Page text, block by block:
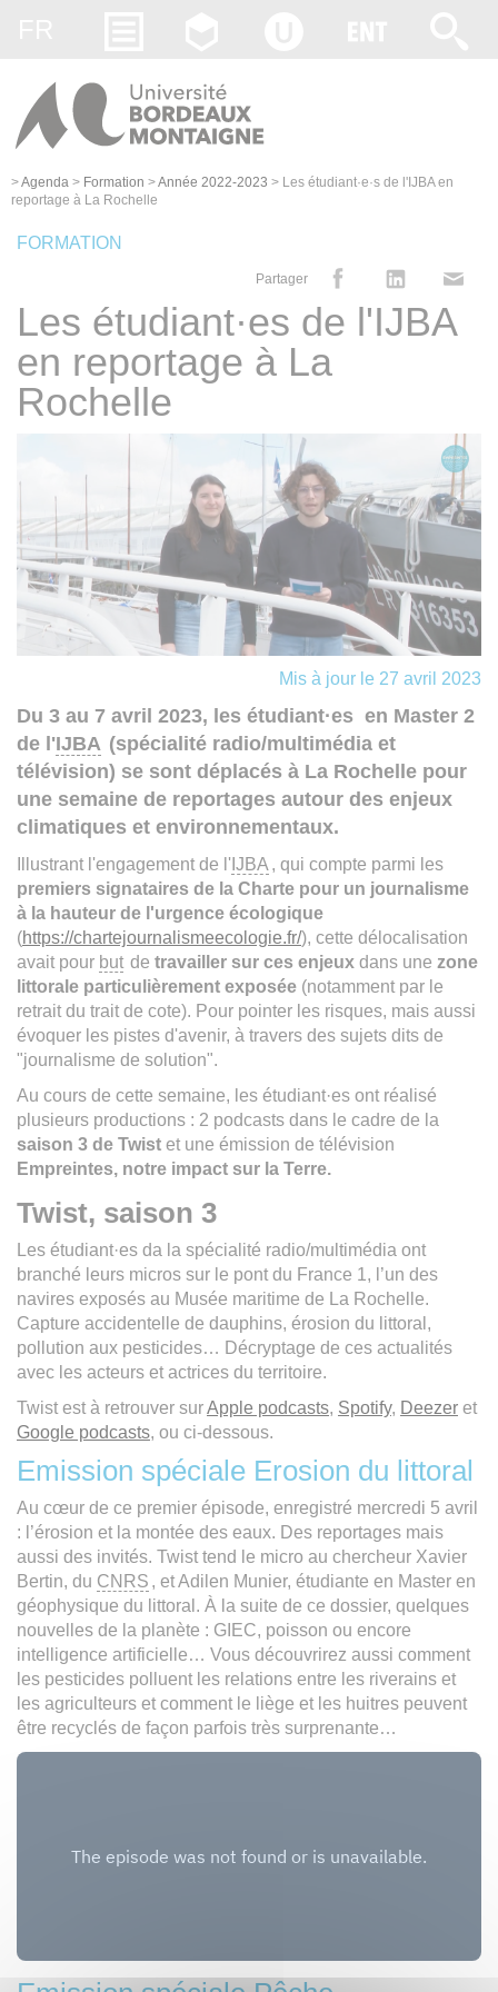
>Agenda > Formation >Année 2022-2023 > Les étudiant·e·s de l'IJBA en
reportage à La Rochelle
FORMATION
Partager
Les étudiant·es de l'IJBA
en reportage à La
Rochelle
Mis à jour le 27 avril 2023
Du 3 au 7 avril 2023, les étudiant·es en Master 2
de l'IJBA (spécialité radio/multimédia et
télévision) se sont déplacés à La Rochelle pour
une semaine de reportages autour des enjeux
climatiques et environnementaux.
Illustrant l'engagement de l' IJBA , qui compte parmi les
premiers signataires de la Charte pour un journalisme
à la hauteur de l'urgence écologique
(https://chartejournalismeecologie.fr/), cette délocalisation
avait pour but de travailler sur ces enjeuxdans une zone
littorale particulièrement exposée (notamment par le
retrait du trait de cote). Pour pointer les risques, mais aussi
évoquer les pistes d'avenir, à travers des sujets dits de
"journalisme de solution".
Au cours de cette semaine, les étudiant·es ont réalisé
plusieurs productions : 2 podcasts dans le cadre de la
saison 3 de Twist et une émission de télévision
Empreintes, notre impact sur la Terre.
Twist, saison 3
Les étudiant·es da la spécialité radio/multimédia ont
branché leurs micros sur le pont du France 1, l’un des
navires exposés au Musée maritime de La Rochelle.
Capture accidentelle de dauphins, érosion du littoral,
pollution aux pesticides… Décryptage de ces actualités
avec les acteurs et actrices du territoire.
Twist est à retrouver surApple podcasts, Spotify, Deezer et
Google podcasts, ou ci-dessous.
Emission spéciale Erosion du littoral
Au cœur de ce premier épisode, enregistré mercredi 5 avril
: l’érosion et la montée des eaux. Des reportages mais
aussi des invités. Twist tend le micro au chercheur Xavier
Bertin, du CNRS , et Adilen Munier, étudiante en Master en
géophysique du littoral. À la suite de ce dossier, quelques
nouvelles de la planète : GIEC, poisson ou encore
intelligence artificielle… Vous découvrirez aussi comment
les pesticides polluent les relations entre les riverains et
les agriculteurs et comment le liège et les huitres peuvent
être recyclés de façon parfois très surprenante…